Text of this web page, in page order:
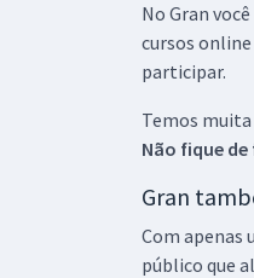
No Gran
cursos
participar.
Temos
Não fique
Gran
Com apenas
público que